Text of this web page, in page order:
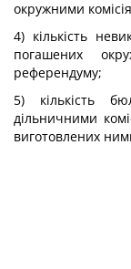
окружними
4) кількість
погашених
референдуму;
5) кількість
дільничними
виготовлених